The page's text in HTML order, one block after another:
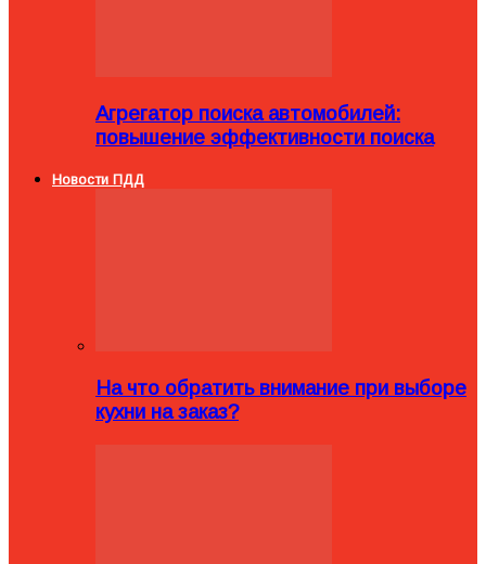
Агрегатор поиска автомобилей:
повышение эффективности поиска
Новости ПДД
На что обратить внимание при выборе
кухни на заказ?